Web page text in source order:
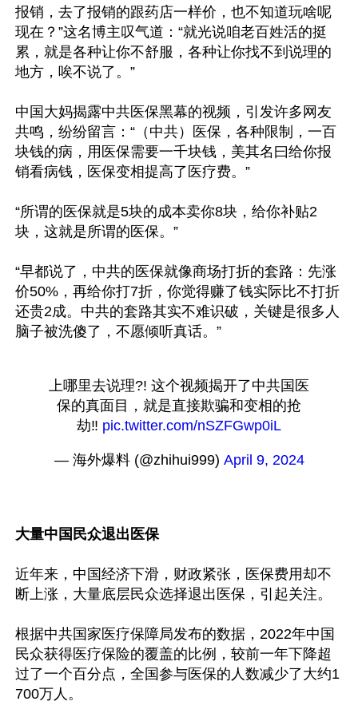
报销，去了报销的跟药店一样价，也不知道玩啥呢
现在？”这名博主叹气道：“就光说咱老百姓活的挺
累，就是各种让你不舒服，各种让你找不到说理的
地方，唉不说了。”
中国大妈揭露中共医保黑幕的视频，引发许多网友
共鸣，纷纷留言：“（中共）医保，各种限制，一百
块钱的病，用医保需要一千块钱，美其名曰给你报
销看病钱，医保变相提高了医疗费。”
“所谓的医保就是5块的成本卖你8块，给你补贴2
块，这就是所谓的医保。”
“早都说了，中共的医保就像商场打折的套路：先涨
价50%，再给你打7折，你觉得赚了钱实际比不打折
还贵2成。中共的套路其实不难识破，关键是很多人
上哪里去说理?! 这个视频揭开了中共国医
保的真面目，就是直接欺骗和变相的抢
劫‼️ pic.twitter.com/nSZFGwp0iL
— 海外爆料 (@zhihui999) April 9, 2024
大量中国民众退出医保
近年来，中国经济下滑，财政紧张，医保费用却不
断上涨，大量底层民众选择退出医保，引起关注。
根据中共国家医疗保障局发布的数据，2022年中国
民众获得医疗保险的覆盖的比例，较前一年下降超
过了一个百分点，全国参与医保的人数减少了大约1
700万人。